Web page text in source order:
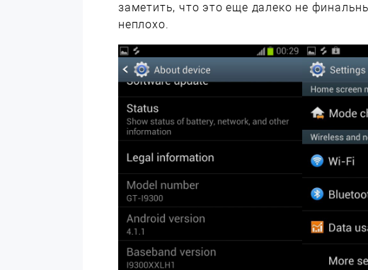
заметить, что это еще далеко не
неплохо.